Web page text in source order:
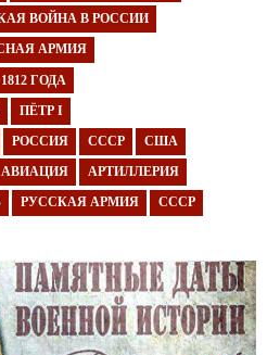
ВОЙНА В РОССИИ
АРМИЯ
ГОДА
ПЁТР I
РОССИЯ СССР США
АВИАЦИЯ АРТИЛЛЕРИЯ
РУССКАЯ АРМИЯ СССР